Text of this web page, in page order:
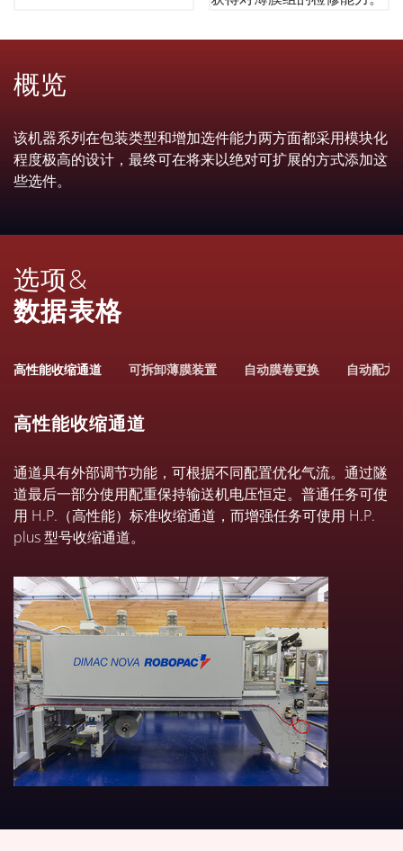
概览
该机器系列在包装类型和增加选件能力两方面都采用模块化
程度极高的设计，最终可在将来以绝对可扩展的方式添加这
些选件。
选项&
数据表格
高性能收缩通道 可拆卸薄膜装置 自动膜卷更换 自动配方
高性能收缩通道
通道具有外部调节功能，可根据不同配置优化气流。通过隧
道最后一部分使用配重保持输送机电压恒定。普通任务可使
用 H.P.（高性能）标准收缩通道，而增强任务可使用 H.P.
plus 型号收缩通道。